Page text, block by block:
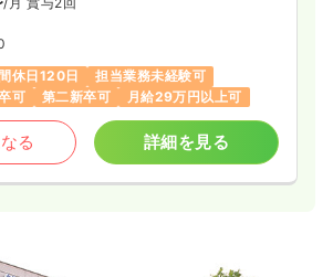
休日120日
担当業務未経験可
可 第二新卒可 月給29万円以上可
る 詳細を見る